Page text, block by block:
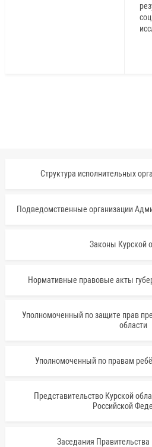
Структура исполнительных
Подведомственные организации
Законы Курской
Нормативные правовые акты
Уполномоченный по защите прав
области
Уполномоченный по правам
Представительство Курской
Российской
Заседания Правительства